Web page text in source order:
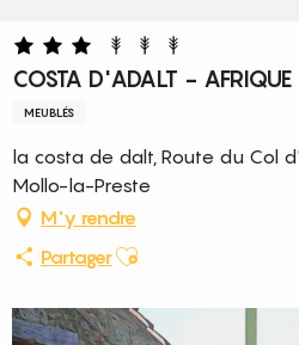
COSTA D'ADALT - AFRIQUE
MEUBLÉS
la costa de dalt, Route du Col
Mollo-la-Preste
M'y rendre
PartagerAjouter aux favoris